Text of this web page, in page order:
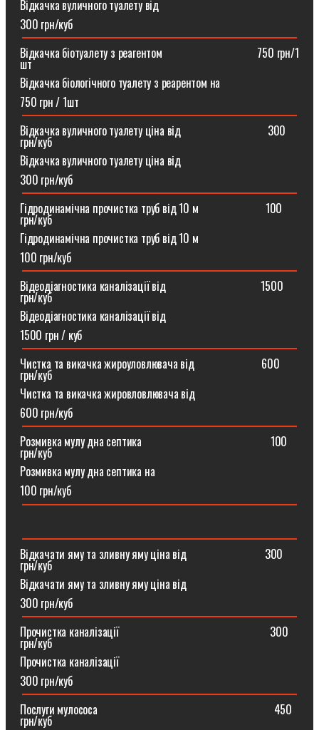
Відкачка вуличного туалету від
300 грн/куб
Відкачка біотуалету з реагентом ⠀⠀⠀⠀⠀⠀⠀⠀⠀⠀⠀750 грн/1
шт
Відкачка біологічного туалету з реарентом на
750 грн / 1шт
Відкачка вуличного туалету ціна від ⠀⠀⠀⠀⠀⠀⠀⠀⠀⠀300
грн/куб
Відкачка вуличного туалету ціна від
300 грн/куб
Гідродинамічна прочистка труб від 10 м⠀⠀⠀⠀⠀⠀⠀⠀100
грн/куб
Гідродинамічна прочистка труб від 10 м
100 грн/куб
Відеодіагностика каналізації від ⠀⠀⠀⠀⠀⠀⠀⠀⠀⠀⠀1500
грн/куб
Відеодіагностика каналізації від
1500 грн / куб
Чистка та викачка жироуловлювача від⠀⠀⠀⠀⠀⠀⠀⠀600
грн/куб
Чистка та викачка жировловлювача від
600 грн/куб
Розмивка мулу дна септика ⠀⠀⠀⠀⠀⠀⠀⠀⠀⠀⠀⠀⠀⠀⠀100
грн/куб
Розмивка мулу дна септика на
100 грн/куб
Відкачати яму та зливну яму ціна від ⠀⠀⠀⠀⠀⠀⠀⠀⠀300
грн/куб
Відкачати яму та зливну яму ціна від
300 грн/куб
Прочистка каналізації⠀⠀⠀⠀⠀⠀⠀⠀⠀⠀⠀⠀⠀⠀⠀⠀⠀⠀300
грн/куб
Прочистка каналізації
300 грн/куб
Послуги мулососа⠀⠀⠀⠀⠀⠀⠀⠀⠀⠀⠀⠀⠀⠀⠀⠀⠀⠀⠀⠀⠀450
грн/куб